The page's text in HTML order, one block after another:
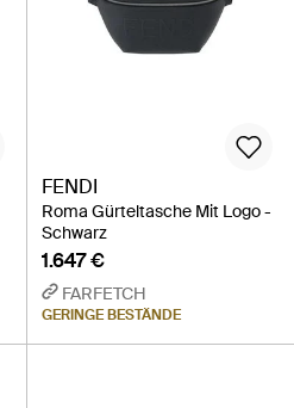
FENDI
Roma Gürteltasche Mit Logo -
Schwarz
1.647 €
FARFETCH
GERINGE BESTÄNDE